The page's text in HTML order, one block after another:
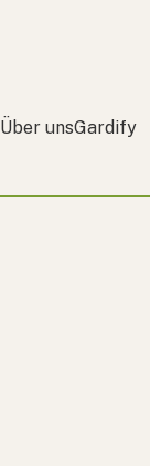
Über unsGardify